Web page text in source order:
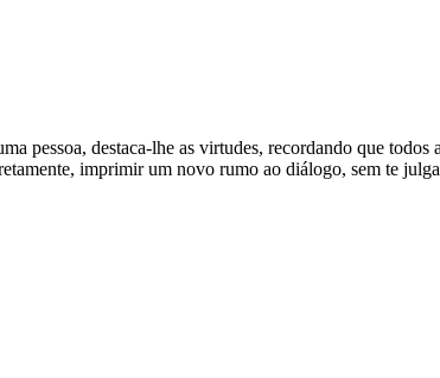
pessoa, destaca-lhe as virtudes, recordando que
imprimir um novo rumo ao diálogo, sem te